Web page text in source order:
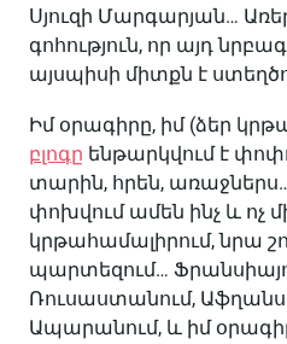
Սյուզի Մարգարյան…
գոհություն, որ այդ
այսպիսի միտքն է
Իմ օրագիրը, իմ (ձեր
բլոգը ենթարկվում է
տարին, հրեն,
փոխվում ամեն ինչ և ոչ
կրթահամալիրում, նրա
պարտեզում…
Ռուսաստանում,
Ապարանում, և իմ